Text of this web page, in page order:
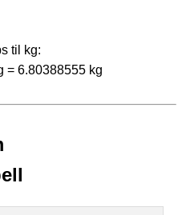
til kg:
= 6.80388555 kg